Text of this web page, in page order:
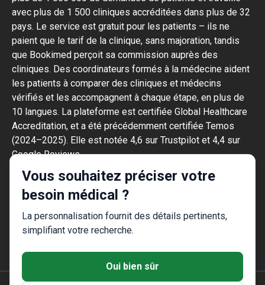
Vous souhaitez préciser votre
besoin médical ?
La personnalisation fournit des détails pertinents,
simplifiant votre recherche.
Oui bien sûr
avec plus de 1 500 cliniques accréditées dans plus de 32
pays. Le service est gratuit pour les patients – ils ne
paient que le tarif de la clinique, sans majoration, tandis
que Bookimed perçoit sa commission auprès des
cliniques. Des coordinateurs formés à la médecine aident
les patients à comparer des cliniques et médecins
vérifiés et les accompagnent à chaque étape, en plus de
10 langues. La plateforme est certifiée Global Healthcare
Accreditation, et a été précédemment certifiée Temos
(2024–2025). Elle est notée 4,6 sur Trustpilot et 4,4 sur
Google Reviews.
Les informations fournies sur le site ne
constituent pas un guide d'action, elles ne
doivent pas être interprétées comme des
conseils médicaux ou des
recommandations de traitement et ne